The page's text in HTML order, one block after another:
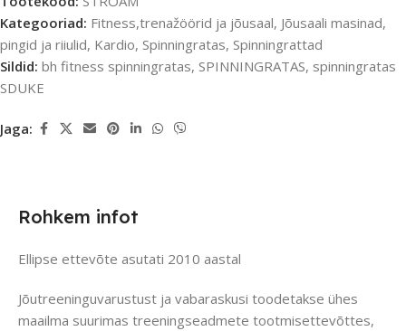
Kategooriad: Fitness,trenažöörid ja jõusaal, Jõusaali masinad,
pingid ja riiulid, Kardio, Spinningratas, Spinningrattad
Sildid: bh fitness spinningratas, SPINNINGRATAS, spinningratas
SDUKE
Jaga:
Rohkem infot
Ellipse ettevõte asutati 2010 aastal
Jõutreeninguvarustust ja vabaraskusi toodetakse ühes
maailma suurimas treeningseadmete tootmisettevõttes,